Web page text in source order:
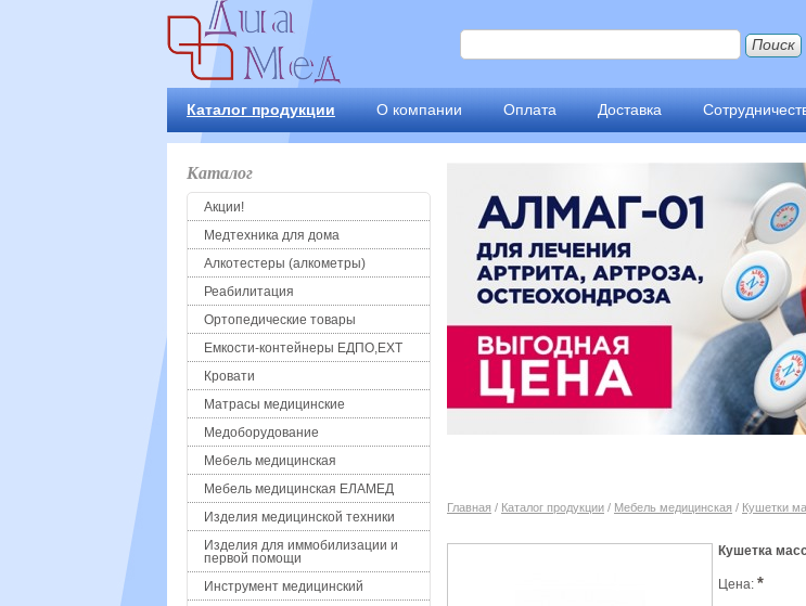
Каталог продукции О компании Оплата Доставка
Каталог
Акции!
Медтехника для дома
Алкотестеры (алкометры)
Реабилитация
Ортопедические товары
Емкости-контейнеры ЕДПО,ЕХТ
Кровати
Матрасы медицинские
Медоборудование
Мебель медицинская
Мебель медицинская ЕЛАМЕД
Изделия медицинской техники
Изделия для иммобилизации и
первой помощи
Инструмент медицинский
Главная / Каталог продукции / Мебель медицинская / Кушетки
Кушетка
Цена: *